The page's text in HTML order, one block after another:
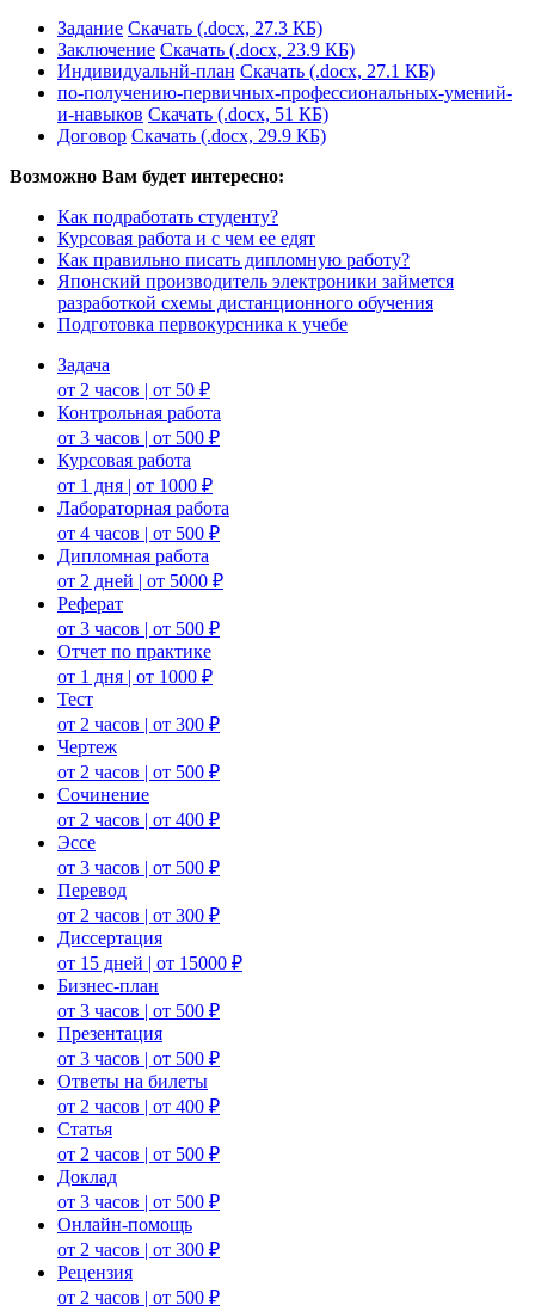
Задание Скачать (.docx, 27.3 КБ)
Заключение Скачать (.docx, 23.9 КБ)
Индивидуальнй-план Скачать (.docx, 27.1 КБ)
по-получению-первичных-профессиональных-умений-
и-навыков Скачать (.docx, 51 КБ)
Договор Скачать (.docx, 29.9 КБ)
Возможно Вам будет интересно:
Как подработать студенту?
Курсовая работа и с чем ее едят
Как правильно писать дипломную работу?
Японский производитель электроники займется
разработкой схемы дистанционного обучения
Подготовка первокурсника к учебе
Задача
от 2 часов | от 50 ₽
Контрольная работа
от 3 часов | от 500 ₽
Курсовая работа
от 1 дня | от 1000 ₽
Лабораторная работа
от 4 часов | от 500 ₽
Дипломная работа
от 2 дней | от 5000 ₽
Реферат
от 3 часов | от 500 ₽
Отчет по практике
от 1 дня | от 1000 ₽
Тест
от 2 часов | от 300 ₽
Чертеж
от 2 часов | от 500 ₽
Сочинение
от 2 часов | от 400 ₽
Эссе
от 3 часов | от 500 ₽
Перевод
от 2 часов | от 300 ₽
Диссертация
от 15 дней | от 15000 ₽
Бизнес-план
от 3 часов | от 500 ₽
Презентация
от 3 часов | от 500 ₽
Ответы на билеты
от 2 часов | от 400 ₽
Статья
от 2 часов | от 500 ₽
Доклад
от 3 часов | от 500 ₽
Онлайн-помощь
от 2 часов | от 300 ₽
Рецензия
от 2 часов | от 500 ₽